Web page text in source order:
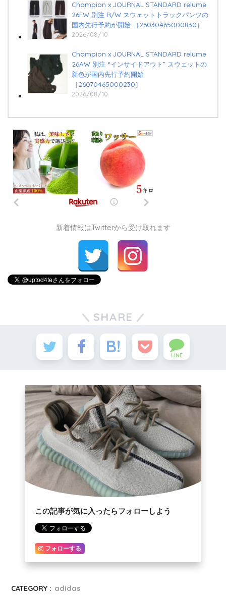
Champion x JOURNAL STANDARD relume
26FW 別注 R/W スウェットトラックパンツの
国内先行予約が開始 ［26030465000830］
2026/08/10
Champion x JOURNAL STANDARD relume
26AW 別注 “インサイドアウト” スウェットの
新色が国内先行予約開始
［26070465000230］
2026/08/10
新着情報はTwitterから受け取れます
SHARE
LINE
この記事が気に入ったらフォローしよう
フォローする
CATEGORY : adidas